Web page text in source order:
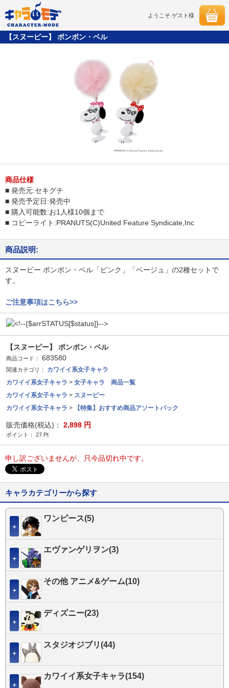
ようこそ ゲスト様
【スヌーピー】 ポンポン・ベル
商品仕様
■ 発売元:セキグチ
■ 発売予定日:発売中
■ 購入可能数:お1人様10個まで
■ コピーライト:PRANUTS(C)United Feature Syndicate,Inc
商品説明:
スヌーピー ポンポン・ベル「ピンク」「ベージュ」の2種セットで
す。
ご注意事項はこちら>>
【スヌーピー】 ポンポン・ベル
商品コード： 683580
関連カテゴリ：
カワイイ系女子キャラ
カワイイ系女子キャラ > 女子キャラ 商品一覧
カワイイ系女子キャラ > スヌーピー
カワイイ系女子キャラ > 【特集】おすすめ商品アソートパック
販売価格(税込)： 2,898 円
ポイント： 27 Pt
申し訳ございませんが、只今品切れ中です。
キャラカテゴリーから探す
＋
ワンピース(5)
＋
エヴァンゲリヲン(3)
＋
その他 アニメ&ゲーム(10)
＋
ディズニー(23)
＋
スタジオジブリ(44)
＋
カワイイ系女子キャラ(154)